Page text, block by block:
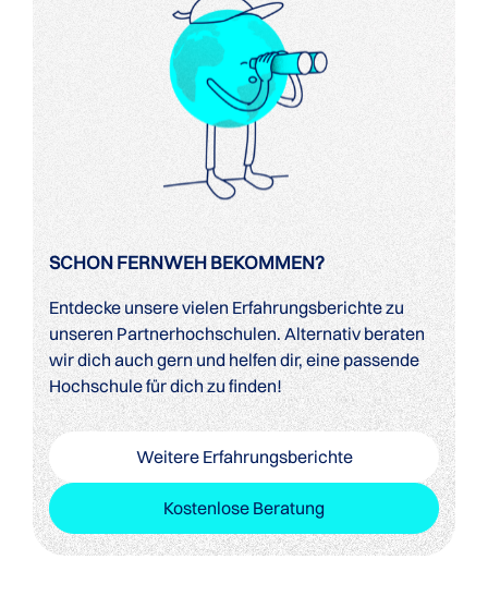
SCHON FERNWEH BEKOMMEN?
Entdecke unsere vielen Erfahrungsberichte zu
unseren Partnerhochschulen. Alternativ beraten
wir dich auch gern und helfen dir, eine passende
Hochschule für dich zu finden!
Weitere Erfahrungsberichte
Kostenlose Beratung